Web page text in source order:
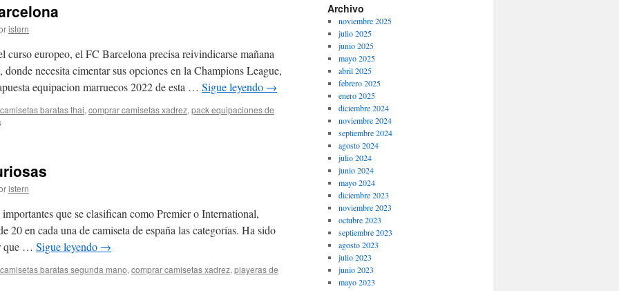
istern
curso europeo, el FC Barcelona precisa reivindicarse mañana
necesita cimentar sus opciones en la Champions League,
equipacion marruecos 2022 de esta … Sigue leyendo →
camisetas baratas thai, comprar camisetas xadrez, pack equipaciones de
en
barcelona
istern
que se clasifican como Premier o International,
20 en cada una de camiseta de españa las categorías. Ha sido
que … Sigue leyendo →
camisetas baratas segunda mano, comprar camisetas xadrez, playeras de
Archivo
noviembre 2025
julio 2025
junio 2025
mayo 2025
abril 2025
febrero 2025
enero 2025
diciembre 2024
noviembre 2024
septiembre 2024
agosto 2024
julio 2024
junio 2024
mayo 2024
diciembre 2023
noviembre 2023
octubre 2023
septiembre 2023
agosto 2023
julio 2023
junio 2023
mayo 2023